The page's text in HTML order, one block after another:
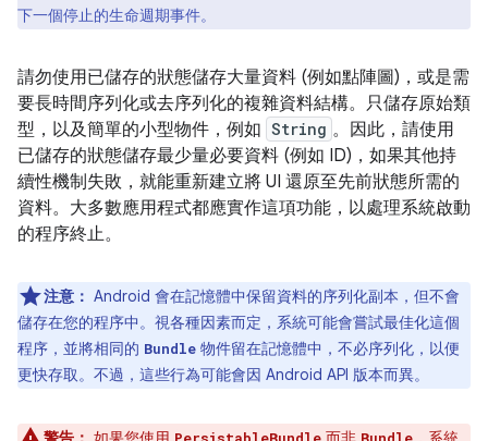
下一個停止的生命週期事件。
請勿使用已儲存的狀態儲存大量資料 (例如點陣圖)，或是需
要長時間序列化或去序列化的複雜資料結構。只儲存原始類
型，以及簡單的小型物件，例如 String 。因此，請使用
已儲存的狀態儲存最少量必要資料 (例如 ID)，如果其他持
續性機制失敗，就能重新建立將 UI 還原至先前狀態所需的
資料。大多數應用程式都應實作這項功能，以處理系統啟動
的程序終止。
注意： Android 會在記憶體中保留資料的序列化副本，但不會
儲存在您的程序中。視各種因素而定，系統可能會嘗試最佳化這個
程序，並將相同的 Bundle 物件留在記憶體中，不必序列化，以便
更快存取。不過，這些行為可能會因 Android API 版本而異。